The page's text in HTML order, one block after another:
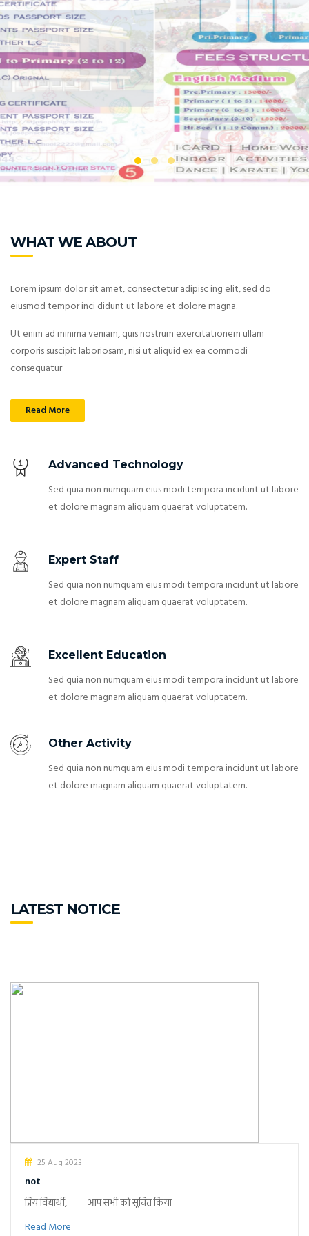
WHAT WE ABOUT
Lorem ipsum dolor sit amet, consectetur adipisc ing elit, sed do
eiusmod tempor inci didunt ut labore et dolore magna.
Ut enim ad minima veniam, quis nostrum exercitationem ullam
corporis suscipit laboriosam, nisi ut aliquid ex ea commodi
consequatur
Read More
Advanced Technology
Sed quia non numquam eius modi tempora incidunt ut labore
et dolore magnam aliquam quaerat voluptatem.
Expert Staff
Sed quia non numquam eius modi tempora incidunt ut labore
et dolore magnam aliquam quaerat voluptatem.
Excellent Education
Sed quia non numquam eius modi tempora incidunt ut labore
et dolore magnam aliquam quaerat voluptatem.
Other Activity
Sed quia non numquam eius modi tempora incidunt ut labore
et dolore magnam aliquam quaerat voluptatem.
LATEST NOTICE
25 Aug 2023
not
प्रिय विद्यार्थी, आप सभी को सूचित किया
Read More